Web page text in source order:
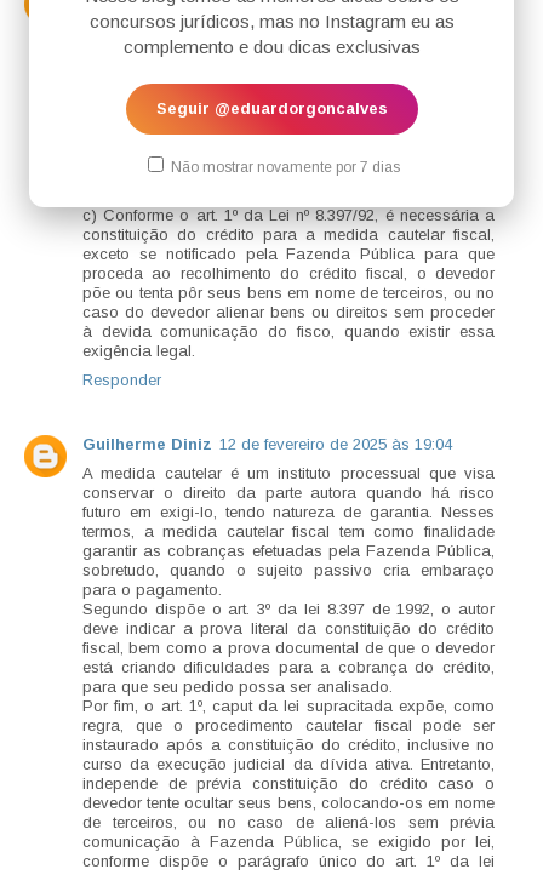
concursos jurídicos, mas no Instagram eu as
complemento e dou dicas exclusivas
Seguir @eduardorgoncalves
Não mostrar novamente por 7 dias
a) A medida cautelar fiscal visa a obtenção do crédito
pelo fisco, evitando a dilapidação do patrimônio por
parte do contribuinte. Consiste, portanto, em ação
administrativa instaurada pelo ente credor em que se
pleiteia, por exemplo, o bloqueio de bens.
b) Conforme dispõe o art. 3º da Lei nº 8.397/92, são
requisitos da medida cautelar fiscal: a prova literal da
constituição do crédito fiscal e a prova documental de
algum dos casos mencionados na lei (elencados no art.
c) Conforme o art. 1º da Lei nº 8.397/92, é necessária a
constituição do crédito para a medida cautelar fiscal,
exceto se notificado pela Fazenda Pública para que
proceda ao recolhimento do crédito fiscal, o devedor
põe ou tenta pôr seus bens em nome de terceiros, ou no
caso do devedor alienar bens ou direitos sem proceder
à devida comunicação do fisco, quando existir essa
exigência legal.
Responder
Guilherme Diniz 12 de fevereiro de 2025 às 19:04
A medida cautelar é um instituto processual que visa
conservar o direito da parte autora quando há risco
futuro em exigi-lo, tendo natureza de garantia. Nesses
termos, a medida cautelar fiscal tem como finalidade
garantir as cobranças efetuadas pela Fazenda Pública,
sobretudo, quando o sujeito passivo cria embaraço
para o pagamento.
Segundo dispõe o art. 3º da lei 8.397 de 1992, o autor
deve indicar a prova literal da constituição do crédito
fiscal, bem como a prova documental de que o devedor
está criando dificuldades para a cobrança do crédito,
para que seu pedido possa ser analisado.
Por fim, o art. 1º, caput da lei supracitada expõe, como
regra, que o procedimento cautelar fiscal pode ser
instaurado após a constituição do crédito, inclusive no
curso da execução judicial da dívida ativa. Entretanto,
independe de prévia constituição do crédito caso o
devedor tente ocultar seus bens, colocando-os em nome
de terceiros, ou no caso de aliená-los sem prévia
comunicação à Fazenda Pública, se exigido por lei,
conforme dispõe o parágrafo único do art. 1º da lei